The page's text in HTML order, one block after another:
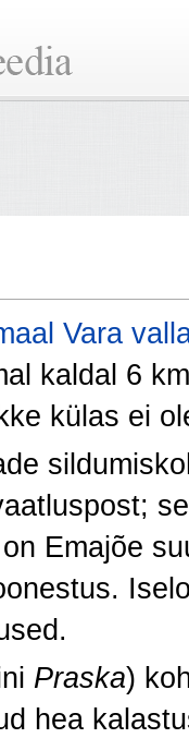
Vara
kaldal 6
külas ei
Emajõe
Praska)
hea